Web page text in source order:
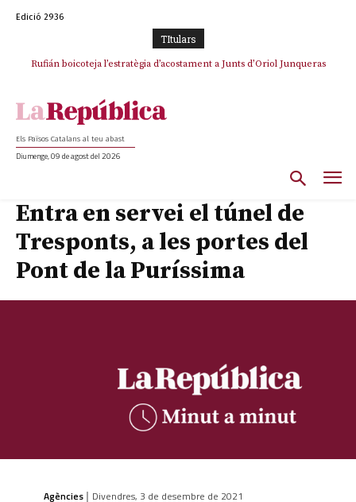
Edició 2936
TItulars
Rufián boicoteja l’estratègia d’acostament a Junts d’Oriol Junqueras
Els Països Catalans al teu abast
Diumenge, 09 de agost del 2026
Entra en servei el túnel de
Tresponts, a les portes del
Pont de la Puríssima
Agències | Divendres, 3 de desembre de 2021